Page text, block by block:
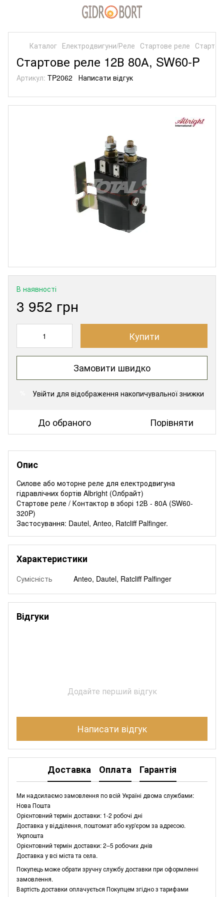
Каталог Електродвигуни/Реле Стартове реле
Стартове реле 12В 80А, SW60-P
Артикул: TP2062 Написати відгук
В наявності
3 952 грн
Купити
Замовити швидко
Увійти для відображення накопичувальної знижки
До обраного Порівняти
Опис
Силове або моторне реле для електродвигуна
гідравлічних бортів Albright (Олбрайт)
Стартове реле / Контактор в зборі 12В - 80А (SW60-
320P)
Застосування: Dautel, Anteo, Ratcliff Palfinger.
Характеристики
Сумісність Anteo, Dautel, Ratcliff Palfinger
Відгуки
Додайте перший відгук
Написати відгук
Доставка Оплата Гарантія
Ми надсилаємо замовлення по всій Україні двома службами:
Нова Пошта
Орієнтовний термін доставки: 1-2 робочі дні
Доставка у відділення, поштомат або кур'єром за адресою.
Укрпошта
Орієнтовний термін доставки: 2–5 робочих днів
Доставка у всі міста та села.
Покупець може обрати зручну службу доставки при оформленні
замовлення.
Вартість доставки оплачується Покупцем згідно з тарифами